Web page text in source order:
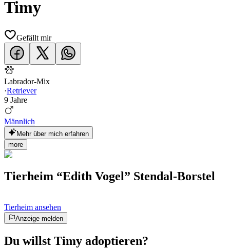
Timy
Gefällt mir
Labrador-Mix
·Retriever
9 Jahre
Männlich
Mehr über mich erfahren
more
Tierheim “Edith Vogel” Stendal-Borstel
Tierheim ansehen
Anzeige melden
Du willst Timy adoptieren?